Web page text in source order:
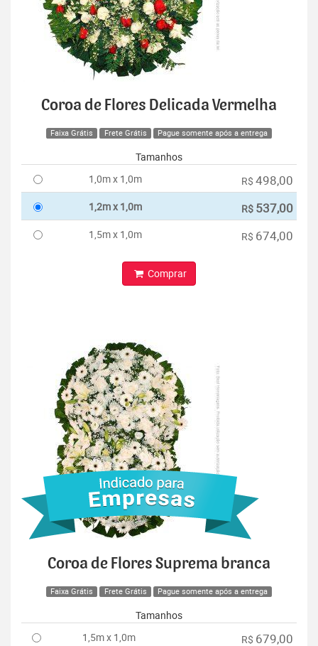
Coroa de Flores Delicada Vermelha
Faixa Grátis Frete Grátis Pague somente após a entrega
Tamanhos
1,0m x 1,0m
R$ 498,00
1,2m x 1,0m R$ 537,00
1,5m x 1,0m R$ 674,00
Comprar
Coroa de Flores Suprema branca
Faixa Grátis Frete Grátis Pague somente após a entrega
Tamanhos
1,5m x 1,0m
R$ 679,00